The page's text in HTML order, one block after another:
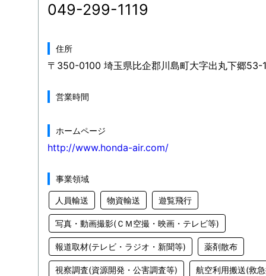
049-299-1119
住所
〒350-0100 埼玉県比企郡川島町大字出丸下郷53-1
営業時間
ホームページ
http://www.honda-air.com/
事業領域
人員輸送 物資輸送 遊覧飛行
写真・動画撮影(ＣＭ空撮・映画・テレビ等)
報道取材(テレビ・ラジオ・新聞等) 薬剤散布
視察調査(資源開発・公害調査等) 航空利用搬送(救